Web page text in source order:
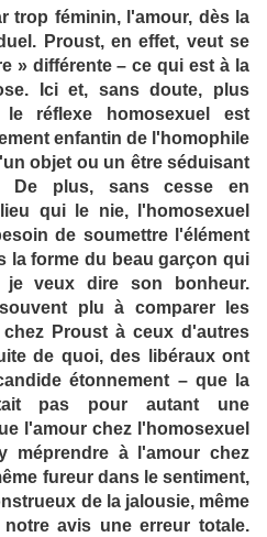
trop féminin, l'amour, dès la
Proust, en effet, veut se
» différente – ce qui est à la
Ici et, sans doute, plus
le réflexe homosexuel est
enfantin de l'homophile
objet ou un être séduisant
De plus, sans cesse en
qui le nie, l'homosexuel
de soumettre l'élément
la forme du beau garçon qui
je veux dire son bonheur.
plu à comparer les
Proust à ceux d'autres
de quoi, des libéraux ont
étonnement – que la
pas pour autant une
l'amour chez l'homosexuel
méprendre à l'amour chez
fureur dans le sentiment,
de la jalousie, même
avis une erreur totale.